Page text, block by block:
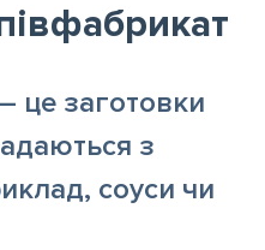
це заготовки
з
соуси чи